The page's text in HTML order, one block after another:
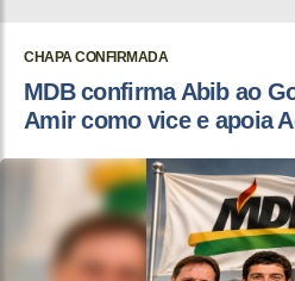
CHAPA CONFIRMADA
MDB confirma Abib ao
Amir como vice e apoia